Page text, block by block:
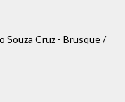
Souza Cruz - Brusque /